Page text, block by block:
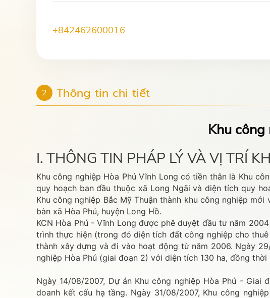
+842462600016
2 Thông tin chi tiết
Khu
I. THÔNG TIN PHÁP LÝ VÀ VỊ TRÍ
Khu công nghiệp Hòa Phú Vĩnh Long có tiền thân là Khu
quy hoạch ban đầu thuộc xã Long Ngãi và diện tích quy
Khu công nghiệp Bắc Mỹ Thuận thành khu công nghiệp
bàn xã Hòa Phú, huyện Long Hồ.
KCN Hòa Phú - Vĩnh Long được phê duyệt đầu tư năm
trình thực hiện (trong đó diện tích đất công nghiệp cho
thành xây dựng và đi vào hoạt động từ năm 2006. Ngày
nghiệp Hòa Phú (giai đoạn 2) với diện tích 130 ha, đồng
Ngày 14/08/2007, Dự án Khu công nghiệp Hòa Phú -
doanh kết cấu hạ tầng. Ngày 31/08/2007, Khu công